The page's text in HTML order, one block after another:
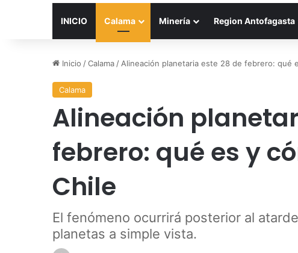
INICIO Calama Minería Region Antofagasta
Inicio /Calama / Alineación planetaria este 28 de febrero: qué
Calama
Alineación
febrero: qué es y
Chile
El fenómeno ocurrirá posterior al
planetas a simple vista.